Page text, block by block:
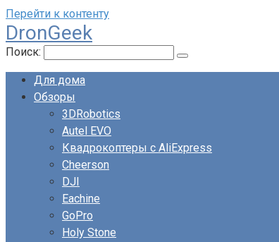
Перейти к контенту
DronGeek
Поиск:
Для дома
Обзоры
3DRobotics
Autel EVO
Квадрокоптеры с AliExpress
Cheerson
DJI
Eachine
GoPro
Holy Stone